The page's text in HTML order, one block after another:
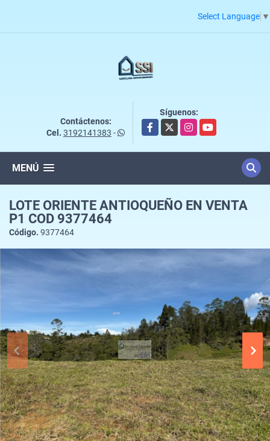
Select Language ▼
Contáctenos:
Cel. 3192141383 -
Síguenos:
Facebook
X InstagramYouTube
MENÚ
LOTE ORIENTE ANTIOQUEÑO EN VENTA
P1 COD 9377464
Código. 9377464